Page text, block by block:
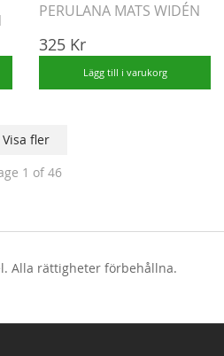
PERULANA MATS WIDÉN
325 Kr
Lägg till i varukorg
Visa fler
1 of 46
Alla rättigheter förbehållna.